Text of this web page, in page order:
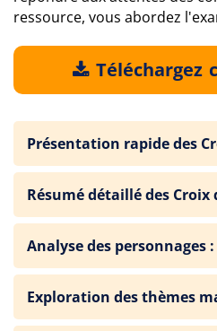
ressource, vous abordez
Téléchargez
Présentation rapide des
Résumé détaillé des Croix
Analyse des personnages
Exploration des thèmes